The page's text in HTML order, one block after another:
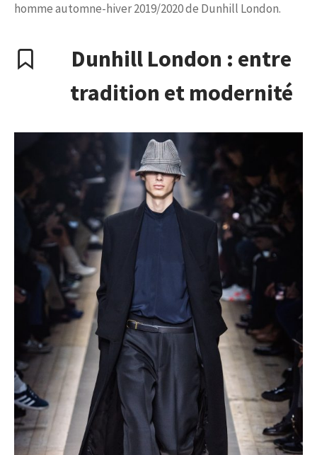
homme automne-hiver 2019/2020 de Dunhill London.
Dunhill London : entre
tradition et modernité